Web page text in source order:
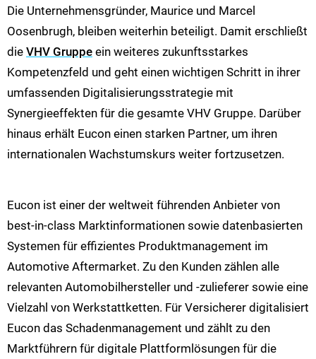
Die Unternehmensgründer, Maurice und Marcel
Oosenbrugh, bleiben weiterhin beteiligt. Damit erschließt
die VHV Gruppe ein weiteres zukunftsstarkes
Kompetenzfeld und geht einen wichtigen Schritt in ihrer
umfassenden Digitalisierungsstrategie mit
Synergieeffekten für die gesamte VHV Gruppe. Darüber
hinaus erhält Eucon einen starken Partner, um ihren
internationalen Wachstumskurs weiter fortzusetzen.
Eucon ist einer der weltweit führenden Anbieter von
best-in-class Marktinformationen sowie datenbasierten
Systemen für effizientes Produktmanagement im
Automotive Aftermarket. Zu den Kunden zählen alle
relevanten Automobilhersteller und -zulieferer sowie eine
Vielzahl von Werkstattketten. Für Versicherer digitalisiert
Eucon das Schadenmanagement und zählt zu den
Marktführern für digitale Plattformlösungen für die